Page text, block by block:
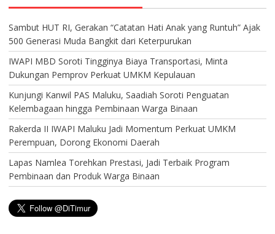
Sambut HUT RI, Gerakan “Catatan Hati Anak yang Runtuh” Ajak
500 Generasi Muda Bangkit dari Keterpurukan
IWAPI MBD Soroti Tingginya Biaya Transportasi, Minta
Dukungan Pemprov Perkuat UMKM Kepulauan
Kunjungi Kanwil PAS Maluku, Saadiah Soroti Penguatan
Kelembagaan hingga Pembinaan Warga Binaan
Rakerda II IWAPI Maluku Jadi Momentum Perkuat UMKM
Perempuan, Dorong Ekonomi Daerah
Lapas Namlea Torehkan Prestasi, Jadi Terbaik Program
Pembinaan dan Produk Warga Binaan